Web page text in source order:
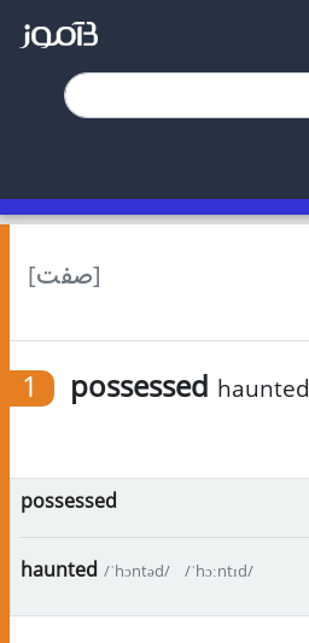
[صفت]
1 possessed haunted
possessed
haunted /ˈhɔntəd/ /ˈhɔːntɪd/